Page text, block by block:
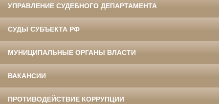
УПРАВЛЕНИЕ СУДЕБНОГО ДЕПАРТАМЕНТА
СУДЫ СУБЪЕКТА РФ
МУНИЦИПАЛЬНЫЕ ОРГАНЫ ВЛАСТИ
ВАКАНСИИ
ПРОТИВОДЕЙСТВИЕ КОРРУПЦИИ